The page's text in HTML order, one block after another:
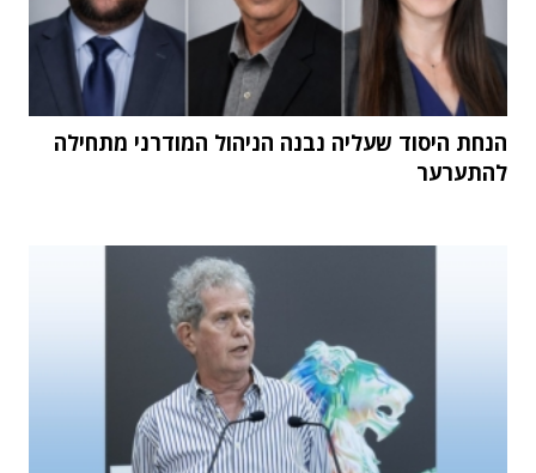
הנחת היסוד שעליה נבנה הניהול המודרני מתחילה
להתערער